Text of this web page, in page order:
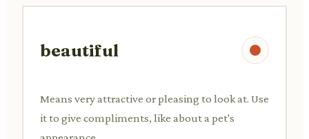
beautiful
Means very attractive or pleasing to look at. Use
it to give compliments, like about a pet's